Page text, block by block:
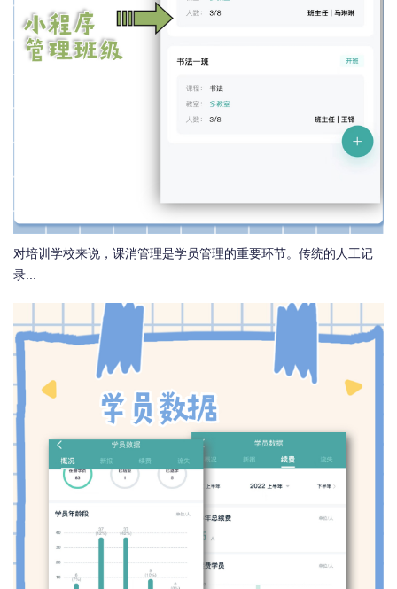
对培训学校来说，课消管理是学员管理的重要环节。传统的人工记
录...